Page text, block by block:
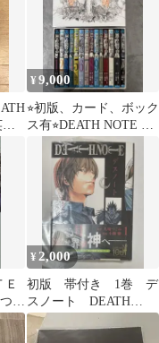
ミ
¥9,000
⭐︎初版、カード、ボック
ス有⭐︎DEATH NOTE デ
スノート 全巻セット
ぐ
¥ 2,000
初版 帯付き 1巻 デ
スノート DEATH
NOTE デ 文庫版